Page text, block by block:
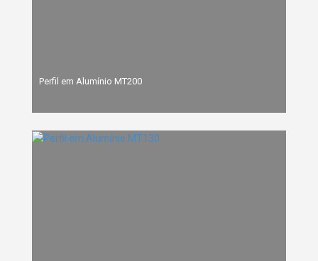
Perfil em Alumínio MT200